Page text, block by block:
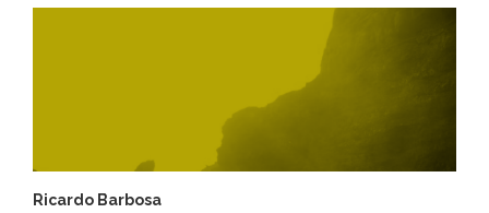
Ricardo Barbosa